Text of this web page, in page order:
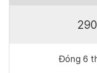
Đóng 6